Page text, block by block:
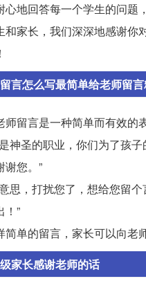
心地回答每一个学生的问题
和家长，我们深深地感谢你
言怎么写最简单给老师留
师留言是一种简单而有效的
神圣的职业，你们为了孩
谢您。”
思，打扰您了，想给您留
！”
简单的留言，家长可以向老
家长感谢老师的话